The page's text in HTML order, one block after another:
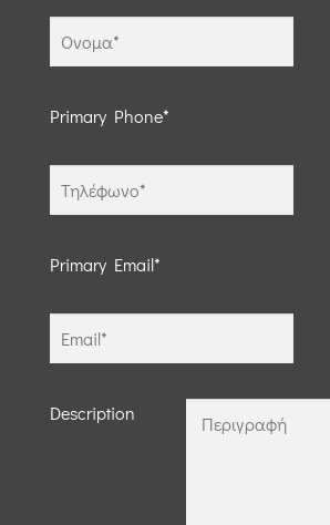
Primary Phone*
Primary Email*
Description